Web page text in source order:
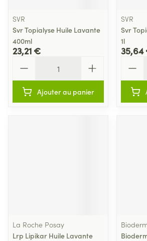
SVR
Svr Topialyse Huile Lavante
400ml
23,21 €
Ajouter au panier
SVR
Svr
1l
35,64
La Roche Posay
Lrp Lipikar Huile Lavante